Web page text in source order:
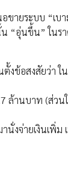
อขายระบบ “เ
“อุ่นขึ้น” ในร
งข้อสงสัยว่า ใ
ล้านบาท (ส่วน
านั่งจ่ายเงินเพิ่